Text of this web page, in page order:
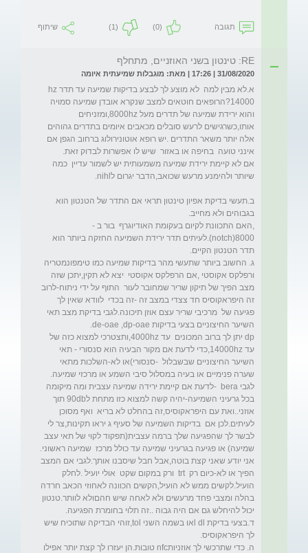
תגובה (0)
(1) שיתוף
RE: טינטון בשני האוזניים, מתחלף
31/08/2020 | 17:26 | מאת: מוגבלות שמיעתית איומה
א.לא מבין למה  לא מוצע לך לבצע בדיקות שמיעה עד תדרhz
14000?הרופאים חוטאים למצב שנקרא אובדן שמיעה סמויה
והוא ירידת שמיעה של תדרים מעל 8000hz,ומזניחים
אותו,כשרגישים לרעש סובלים מכאבים איומים בתדרים גהוהים
אלה יותר משאר התדרים .יש רופא אוטונירולוג ברחוב הגפן אם
אם לא קיימת ירידת שמיעה משמעותית יש לשמור עדיין  כמה
ב.תעשי בדיקת אפיון טינטון תראי אם התדר של הטנטון הוא
,האם התכוונת לקיום בעקומת האודיוגרף  בור ב -
notch)8000).לעיתים תדר ירידת השמיעה החזקה ביותר הוא
ג. החשוב ביותר שתעשי מהר בדיקות שמיעה כמו טימפונמטריה
ורפלקס אקוסטי ,אם הרפלקס אקוסטי  יצא לא תקין,יתכן שזה
מצב הפיך של תיקון שריר שמחובר לעור  התוף על ידי ניתוח-לרוב
זה היפראקוסיס חד צצדי במצב זה -זה בכדי  לוודא שאין לך
פגיעה של  מרכיבי שריר עצם אוזן תיכונה.לגבי בדיקת מצב תאי
dp יתן לך ברוב המכונים  עד 4000hz,ותצטרכי למצוא כזה של
עד 14000hz,כדי לדעת אם מקור הבעיה הוא סנסורי - תאי
השיער החיצוניים שבשבלול  -סנסורי)או לא-השלכות מתאי
לגבי bera  -לדעת אם קיימת ירידה שמיעה עצבית ומה מיקומה
בכל גרעיני השמיעה-יהיה קשה למצוא כזו מתחת ל90db תוך
אוזני..ואת עם היפראקוסיס,זה בהחלט לא בריא  ואף מסוכן
לעיתים.לכן אם  בדיקות השמיעה של סעיף ג יראו תקינות,צר לי
לבשר לך שהפגיעה שלך ברמה עצבית(תפקוד לקוי של תאי עצב
אני יודע שאני קצת בוטה,אבל חבל שיסבנו אותך.לגבי אם המצב
הפיך או לא-כיום רק  trt  ורק במקום שקט  אולי יועיל .לחלק
הועיל.לקשים ממש לא הועיל,הקשים הכוונה לאחוזי הכאב חרדה
בהלה ומצבי פחד מרעשים ולא לאחה שיש חהםולא לוותר.טנטון
ד.בצעי בדיקת l dlאו בשמה השני tol,זוהי הבדיקה שתוכיח שיש
ה. כדי שתרכשי לך אוזניותnfc טובות.הן יעזרו לך קצת יותר אפילו